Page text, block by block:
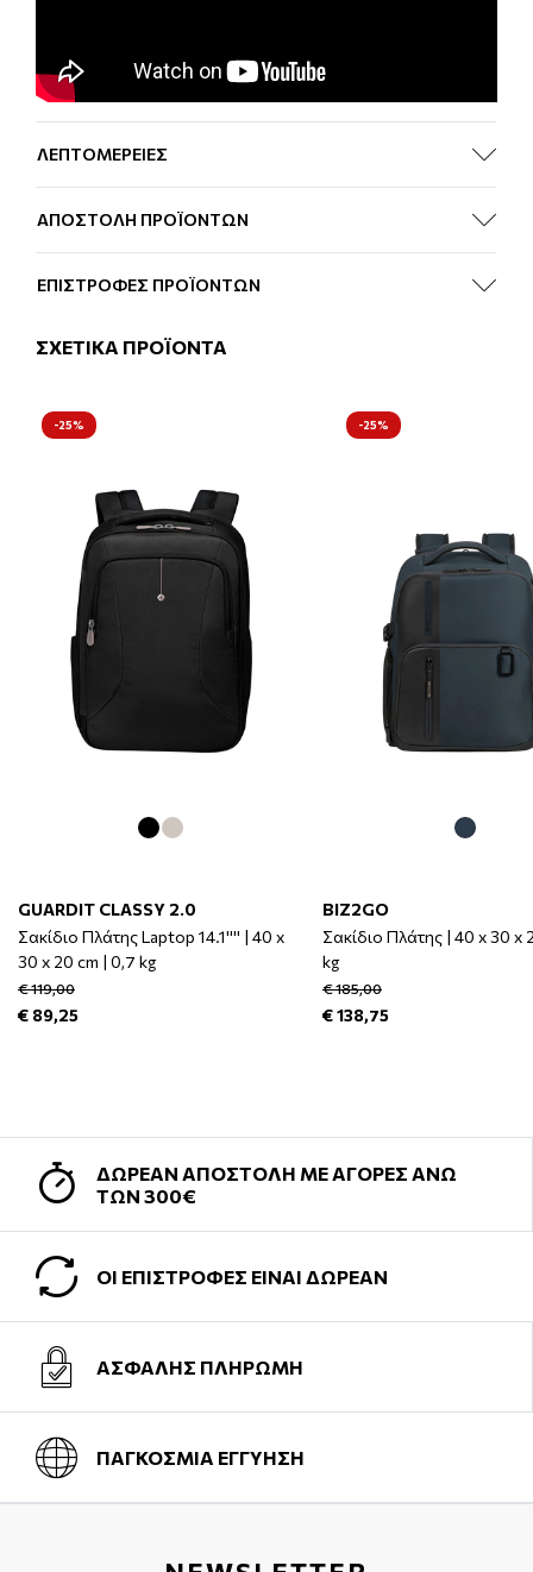
ΛΕΠΤΟΜΕΡΕΙΕΣ
ΑΠΟΣΤΟΛΗ ΠΡΟΪΟΝΤΩΝ
ΕΠΙΣΤΡΟΦΕΣ ΠΡΟΪΟΝΤΩΝ
ΣΧΕΤΙΚΑ ΠΡΟΪΟΝΤΑ
-25%
GUARDIT CLASSY 2.0
Σακίδιο Πλάτης Laptop 14.1'''' | 40 x
30 x 20 cm | 0,7 kg
€ 119,00
€ 89,25
-25%
BIZ2GO
Σακίδιο Πλάτης | 40 x 30 x
kg
€ 185,00
€ 138,75
ΔΩΡΕΑΝ ΑΠΟΣΤΟΛΗ ΜΕ ΑΓΟΡΕΣ ΑΝΩ
ΤΩΝ 300€
ΟΙ ΕΠΙΣΤΡΟΦΕΣ ΕΙΝΑΙ ΔΩΡΕΑΝ
ΑΣΦΑΛΗΣ ΠΛΗΡΩΜΗ
ΠΑΓΚΟΣΜΙΑ ΕΓΓΥΗΣΗ